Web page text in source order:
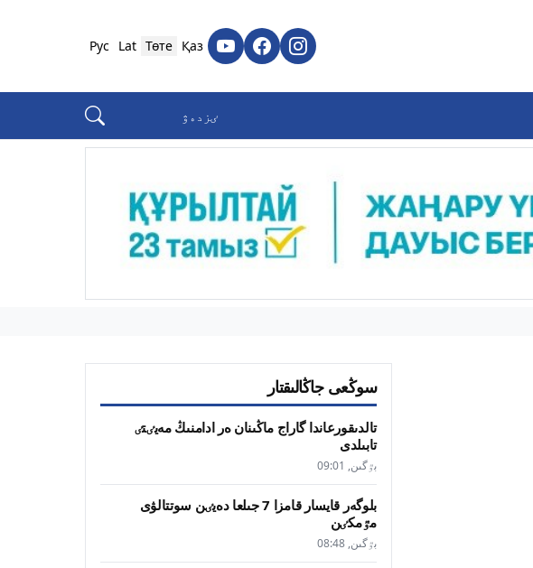
Қаз
Төте
Lat
Рус
سوڭعى جاڭالىقتار
تالدىقورعاندا گاراج ماڭىنان ەر ادامنىڭ مەيٸتٸ
تابىلدى
بٷگىن, 09:01
بلوگەر قايسار قامزا 7 جىلعا دەيٸن سوتتالۋى
مٷمكٸن
بٷگىن, 08:48